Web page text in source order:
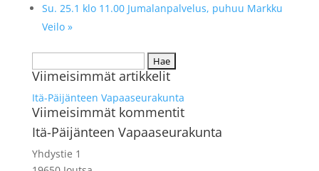
Su. 25.1 klo 11.00 Jumalanpalvelus, puhuu Markku
Veilo »
Viimeisimmät artikkelit
Itä-Päijänteen Vapaaseurakunta
Viimeisimmät kommentit
Itä-Päijänteen Vapaaseurakunta
Yhdystie 1